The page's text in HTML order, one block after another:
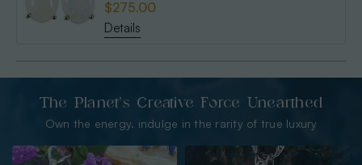
$275.00
Details
The Planet’s Creative Force Unearthed
Own the energy. indulge in the rarity of true luxury